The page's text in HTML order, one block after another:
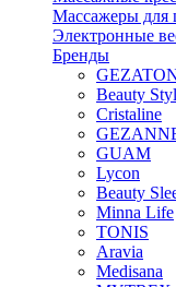
Массажеры для
Электронные
Бренды
Beauty
Cristaline
GUAM
Lycon
Beauty
Minna Life
TONIS
Aravia
Medisana